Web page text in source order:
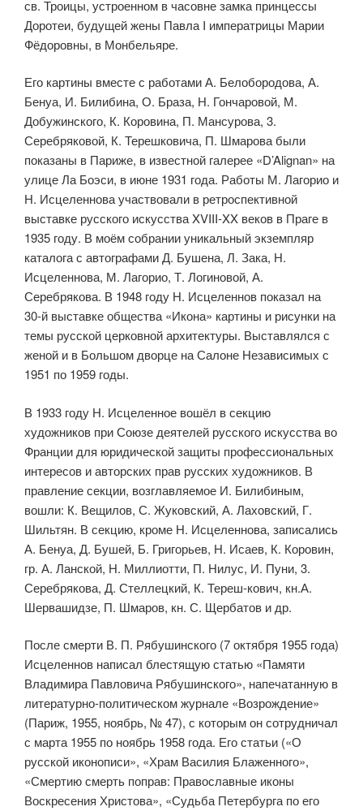
св. Троицы, устроен­ном в часовне замка принцессы
Доротеи, будущей жены Павла I импера­трицы Марии
Фёдоровны, в Монбельяре.
Его картины вместе с работами А. Белобородова, А.
Бенуа, И. Билибина, О. Браза, Н. Гончаровой, М.
Добужинского, К. Коровина, П. Мансурова, 3.
Серебряковой, К. Терешковича, П. Шмарова были
показаны в Париже, в известной галерее «D’Alignan» на
улице Ла Боэси, в июне 1931 года. Работы М. Лагорио и
Н. Исцеленнова участвовали в ретроспективной
выставке русского искусства XVIII-XX веков в Праге в
1935 году. В моём собрании уникальный экземпляр
каталога с автогра­фами Д. Бушена, Л. Зака, Н.
Исцеленнова, М. Лагорио, Т. Логиновой, А.
Серебрякова. В 1948 году Н. Исцеленнов показал на
30-й выставке общества «Икона» картины и рисунки на
темы русской церковной архитектуры. Выставлялся с
женой и в Большом дворце на Салоне Независимых с
1951 по 1959 годы.
В 1933 году Н. Исцеленное вошёл в секцию
художников при Союзе деятелей русского искусства во
Франции для юридической защиты профессиональных
интересов и авторских прав русских худож­ников. В
правление секции, возглавляемое И. Билибиным,
вошли: К. Вещилов, С. Жуковский, А. Лаховский, Г.
Шильтян. В секцию, кроме Н. Исцеленнова, записались
А. Бенуа, Д. Бушей, Б. Григорьев, Н. Исаев, К. Коровин,
гр. А. Ланской, Н. Миллиотти, П. Нилус, И. Пуни, 3.
Серебрякова, Д. Стеллецкий, К. Тереш-кович, кн.А.
Шервашидзе, П. Шмаров, кн. С. Щербатов и др.
После смерти В. П. Рябушинского (7 октября 1955 года)
Исцеленнов написал блестящую статью «Памяти
Владимира Павловича Рябушинского», напечатанную в
литературно-политическом журнале «Возрождение»
(Париж, 1955, ноябрь, № 47), с которым он сотрудничал
с марта 1955 по ноябрь 1958 года. Его статьи («О
русской иконописи», «Храм Василия Блаженного»,
«Смертию смерть поправ: Православные иконы
Воскресения Христова», «Судьба Петербурга по его